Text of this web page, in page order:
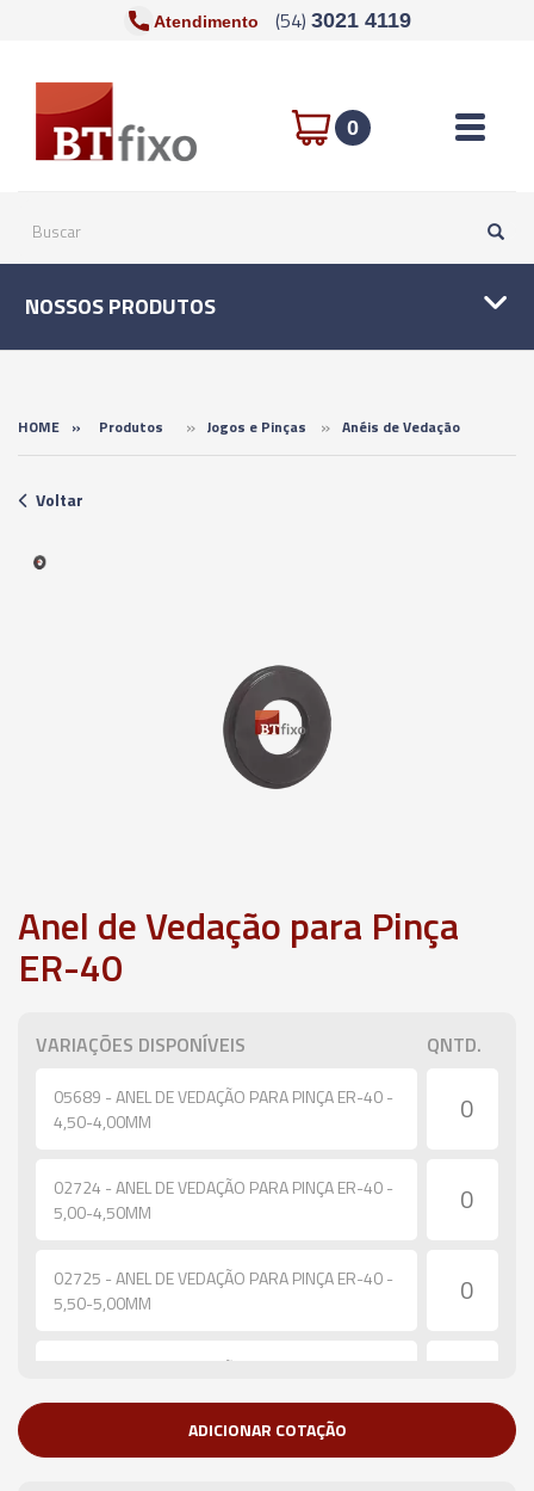
Atendimento (54) 3021 4119
0 Toggle
NOSSOS PRODUTOS
HOME » Produtos » Jogos e Pinças » Anéis de Vedação
Voltar
Anel de Vedação para Pinça
ER-40
VARIAÇÕES DISPONÍVEIS QNTD.
05689 - ANEL DE VEDAÇÃO PARA PINÇA ER-40 -
4,50-4,00MM
02724 - ANEL DE VEDAÇÃO PARA PINÇA ER-40 -
5,00-4,50MM
02725 - ANEL DE VEDAÇÃO PARA PINÇA ER-40 -
5,50-5,00MM
02726 - ANEL DE VEDAÇÃO PARA PINÇA ER-40 -
02727 - ANEL DE VEDAÇÃO PARA PINÇA ER-40 -
ADICIONAR COTAÇÃO